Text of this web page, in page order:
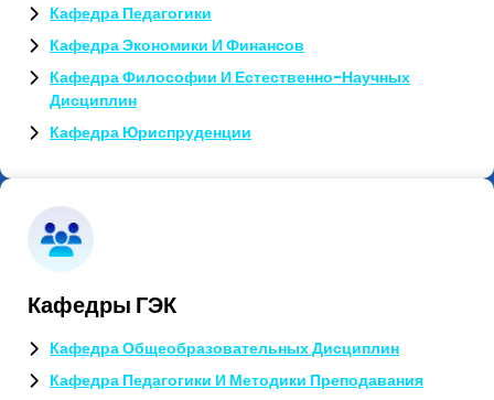
Кафедра Педагогики
Кафедра Экономики И Финансов
Кафедра Философии И Естественно-Научных
Дисциплин
Кафедра Юриспруденции
Кафедры ГЭК
Кафедра Общеобразовательных Дисциплин
Кафедра Педагогики И Методики Преподавания